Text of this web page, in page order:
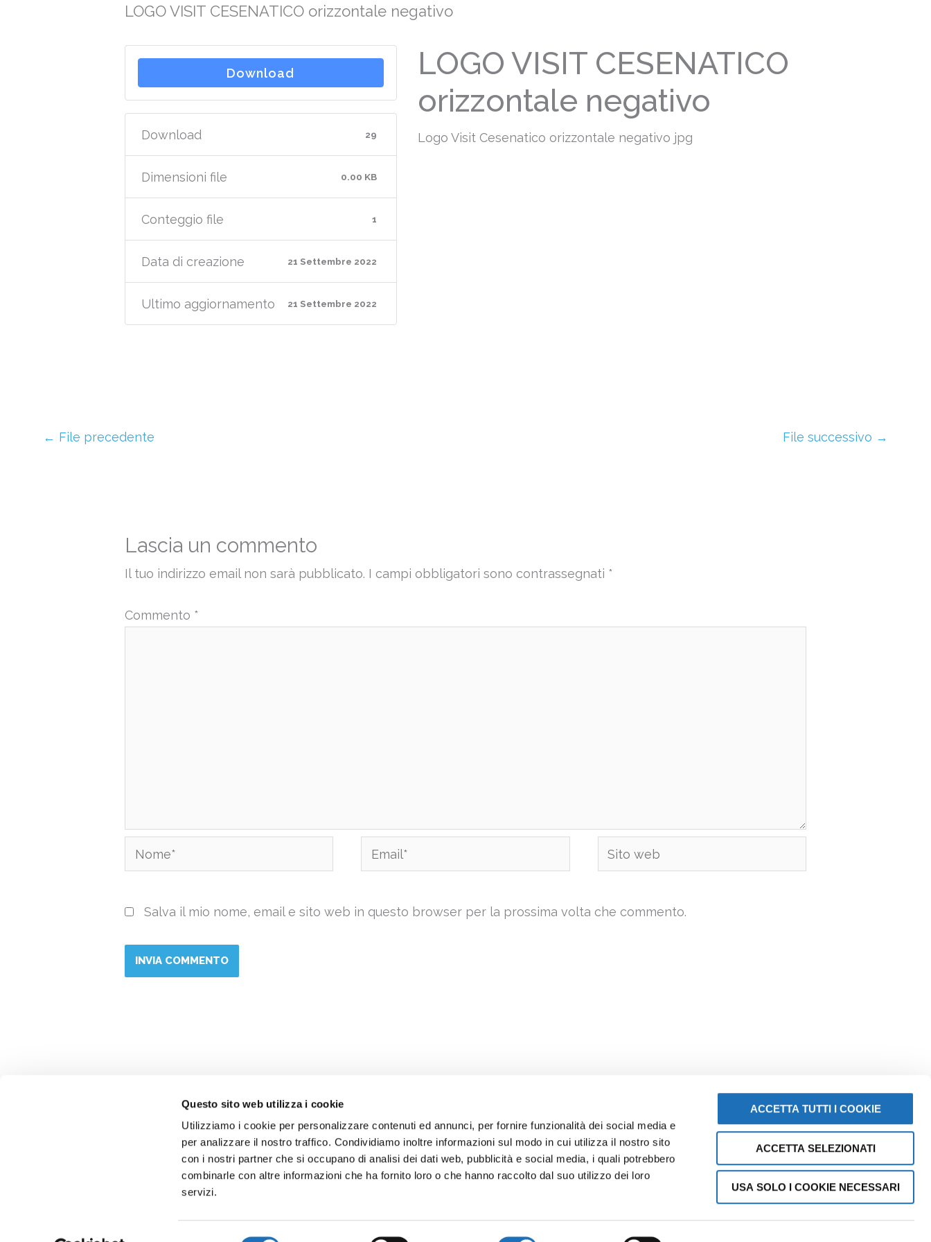
Questo sito web utilizza i cookie
Utilizziamo i cookie per personalizzare contenuti ed annunci, per fornire funzionalità dei social media e
per analizzare il nostro traffico. Condividiamo inoltre informazioni sul modo in cui utilizza il nostro sito
con i nostri partner che si occupano di analisi dei dati web, pubblicità e social media, i quali potrebbero
combinarle con altre informazioni che ha fornito loro o che hanno raccolto dal suo utilizzo dei loro
servizi.
ACCETTA TUTTI I COOKIE
ACCETTA SELEZIONATI
USA SOLO I COOKIE NECESSARI
LOGO VISIT CESENATICO orizzontale negativo
Download
Download 29
Dimensioni file 0.00 KB
Conteggio file 1
Data di creazione 21 Settembre 2022
Ultimo aggiornamento 21 Settembre 2022
LOGO VISIT CESENATICO
orizzontale negativo
Logo Visit Cesenatico orizzontale negativo jpg
← File precedente File successivo →
Lascia un commento
Il tuo indirizzo email non sarà pubblicato. I campi obbligatori sono contrassegnati *
Commento *
Nome* Email*
Sito
web
Salva il mio nome, email e sito web in questo browser per la prossima volta che commento.
Ufficio di informazione e accoglienza turistica
Viale Roma 112, 47042 Cesenatico
SCOPRI
VISIT CESENATICO
F
I
Y